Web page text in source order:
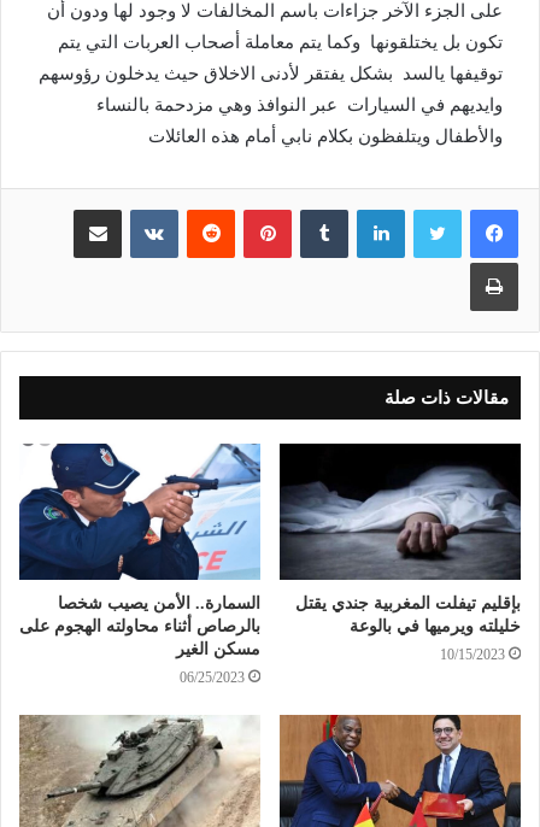
على الجزء الآخر جزاءات باسم المخالفات لا وجود لها ودون أن
تكون بل يختلقونها وكما يتم معاملة أصحاب العربات التي يتم
توقيفها يالسد بشكل يفتقر لأدنى الاخلاق حيث يدخلون رؤوسهم
وايديهم في السيارات عبر النوافذ وهي مزدحمة بالنساء
والأطفال ويتلفظون بكلام نابي أمام هذه العائلات
لينكدإن بينتيريست مشاركة عبر البريد
طباعة
مقالات ذات صلة
بإقليم تيفلت المغربية جندي يقتل
خليلته ويرميها في بالوعة
10/15/2023
السمارة.. الأمن يصيب شخصا
بالرصاص أثناء محاولته الهجوم على
مسكن الغير
06/25/2023